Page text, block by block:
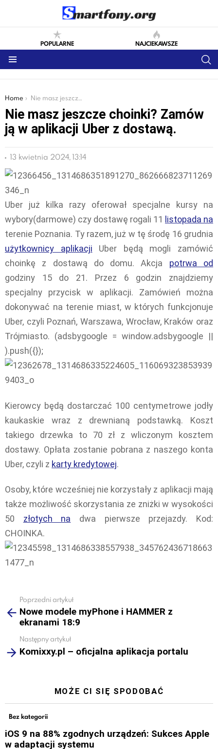
POPULARNE NAJCIEKAWSZE
You are here:
Home Nie masz jeszcze choinki? Zamów ją w aplikacji Uber z dostawą.
Nie masz jeszcze choinki? Zamów
ją w aplikacji Uber z dostawą.
13 kwietnia 2024, 13:14
Uber już kilka razy oferował specjalne kursy na
wybory(darmowe) czy dostawę rogali 11 listopada na
terenie Poznania. Ty razem, już w tę środę 16 grudnia
użytkownicy aplikacji Uber będą mogli zamówić
choinkę z dostawą do domu. Akcja potrwa od
godziny 15 do 21. Przez 6 godzin znajdziemy
specjalny przycisk w aplikacji. Zamówień można
dokonywać na terenie miast, w których funkcjonuje
Uber, czyli Poznań, Warszawa, Wrocław, Kraków oraz
Trójmiasto. (adsbygoogle = window.adsbygoogle ||
).push({});
Kierowcy będą dostarczać 100 centymetrowe jodły
kaukaskie wraz z drewnianą podstawką. Koszt
takiego drzewka to 70 zł z wliczonym kosztem
dostawy. Opłata zostanie pobrana z naszego konta
Uber, czyli z karty kredytowej.
Osoby, które wcześniej nie korzystały z aplikacji mają
także możliwość skorzystania ze zniżki w wysokości
50 złotych na dwa pierwsze przejazdy. Kod:
CHOINKA.
more
Poprzedni artykuł
Nowe modele myPhone i HAMMER z
ekranami 18:9
Następny artykuł
Komixxy.pl – oficjalna aplikacja portalu
MOŻE CI SIĘ SPODOBAĆ
Bez kategorii
iOS 9 na 88% zgodnych urządzeń: Sukces Apple
w adaptacji systemu